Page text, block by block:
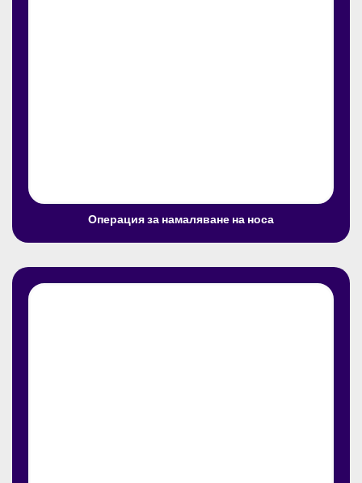
Операция за намаляване на носа